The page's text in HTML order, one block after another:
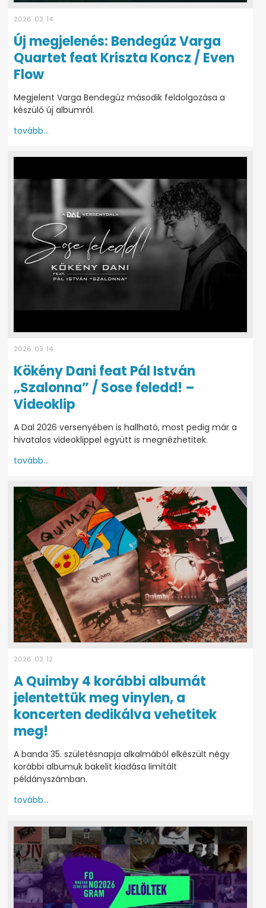
2026. 03. 14
Új megjelenés: Bendegúz Varga
Quartet feat Kriszta Koncz / Even
Flow
Megjelent Varga Bendegúz második feldolgozása a
készülő új albumról.
tovább...
2026. 03. 14
Kökény Dani feat Pál István
„Szalonna” / Sose feledd! –
Videoklip
A Dal 2026 versenyében is hallható, most pedig már a
hivatalos videoklippel együtt is megnézhetitek.
tovább...
2026. 03. 12
A Quimby 4 korábbi albumát
jelentettük meg vinylen, a
koncerten dedikálva vehetitek
meg!
A banda 35. születésnapja alkalmából elkészült négy
korábbi albumuk bakelit kiadása limitált
példányszámban.
tovább...